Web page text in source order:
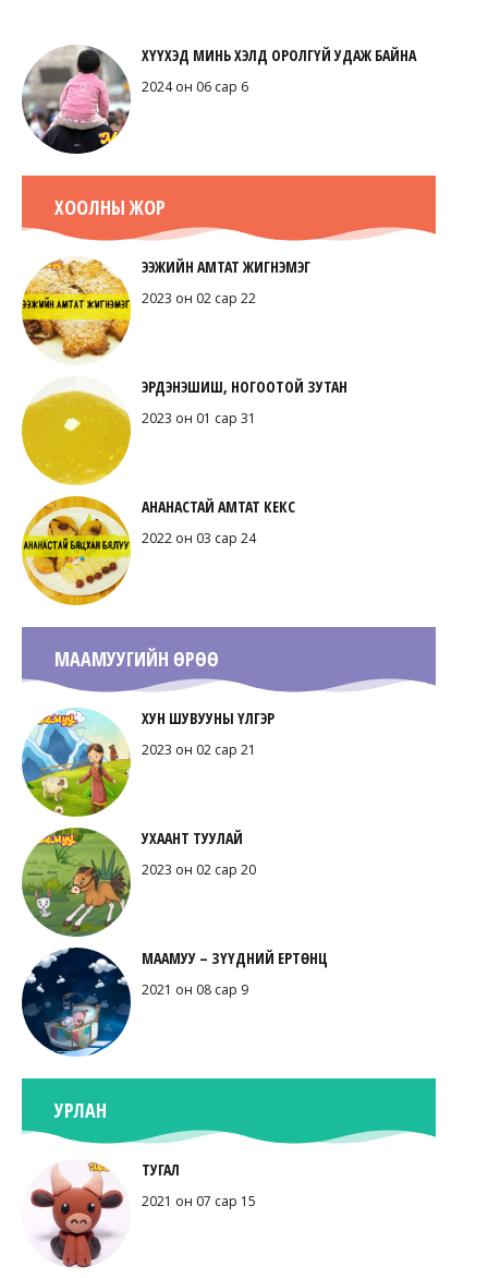
ХҮҮХЭД МИНЬ ХЭЛД ОРОЛГҮЙ УДАЖ БАЙНА
2024 он 06 сар 6
ХООЛНЫ ЖОР
ЭЭЖИЙН АМТАТ ЖИГНЭМЭГ
2023 он 02 сар 22
ЭРДЭНЭШИШ, НОГООТОЙ ЗУТАН
2023 он 01 сар 31
АНАНАСТАЙ АМТАТ КЕКС
2022 он 03 сар 24
МААМУУГИЙН ӨРӨӨ
ХУН ШУВУУНЫ ҮЛГЭР
2023 он 02 сар 21
УХААНТ ТУУЛАЙ
2023 он 02 сар 20
МААМУУ – ЗҮҮДНИЙ ЕРТӨНЦ
2021 он 08 сар 9
УРЛАН
ТУГАЛ
2021 он 07 сар 15